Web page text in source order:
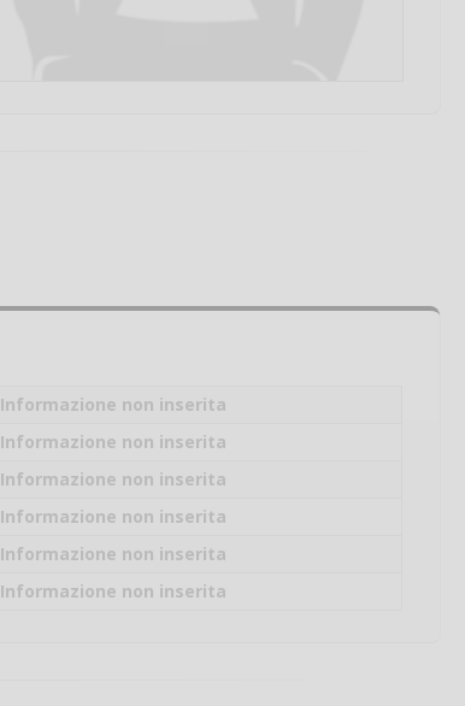
Informazione non inserita
Informazione non inserita
Informazione non inserita
Informazione non inserita
Informazione non inserita
Informazione non inserita
Salve,
come fare per prenotare
il campo per giocare con
un mio amico?
Devo chiamare il numero